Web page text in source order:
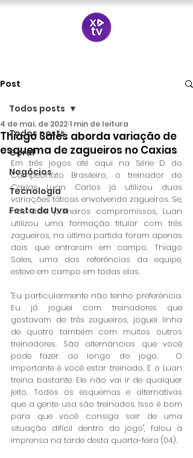
Post
Todos posts
Geral
Negócios
Tecnologia
Festa da Uva
Todos posts
Thiago Sales aborda variação de
esquema de zagueiros no Caxias
4 de mai. de 20221 min de leitura
Em três jogos até aqui na Série D do
Campeonato Brasileiro, o treinador do
Caxias Luan Carlos já utilizou duas
variações táticas envolvendo zagueiros. Se,
nos dois primeiros compromissos, Luan
utilizou uma formação titular com três
zagueiros, na última partida foram apenas
dois que entraram em campo. Thiago
Sales, uma das referências da equipe,
esteve em campo em todas elas.
"Eu particularmente não tenho preferência.
Eu já joguei com treinadores que
gostavam de três zagueiros, joguei linha
de quatro também com muitos outros
treinadores. São alternâncias que você
pode fazer ao longo do jogo.  O
importante é você estar treinado. E o Luan
treina bastante. Ele não vai ir de qualquer
jeito. Todos os esquemas e alternativas
que a gente usa são treinados. Isso é bom
para que você consiga sair de uma
situação difícil dentro do jogo", falou à
imprensa na tarde desta quarta-feira (04).